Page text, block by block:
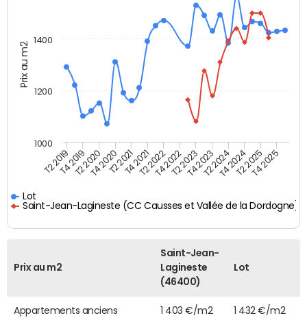
Prix au m2
Lot
Saint-Jean-Lagineste (CC Causses et Vallée de la Dordogne)
T2 2019T4 2019T2 2020T4 2020T2 2021T4 2021T2 2022T4 2022T2 2023T4 2023T2 2024T4 2024T2 2025T4 2025
1000
1200
1400
Prix au m2
Saint-Jean-
Lagineste
(46400)
Lot
Appartements anciens 1 403 €/m2 1 432 €/m2